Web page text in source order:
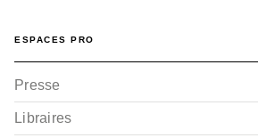
ESPACES PRO
Presse
Libraires